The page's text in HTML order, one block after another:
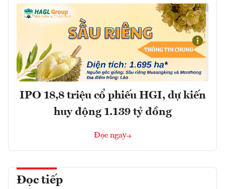
IPO 18,8 triệu cổ phiếu HGI, dự kiến
huy động 1.139 tỷ đồng
Đọc ngay
Đọc tiếp